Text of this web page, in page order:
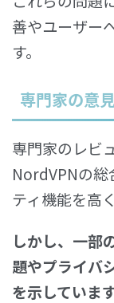
善やユーザー
す。
専門家の意
専門家のレビ
NordVPNの総
ティ機能を高
しかし、一部
題やプライバ
を示していま